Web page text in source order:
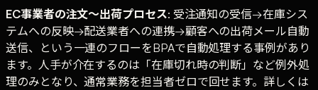
EC事業者の注文〜出荷プロセス: 受注通知の受信→在庫シス
テムへの反映→配送業者への連携→顧客への出荷メール自動
送信、という一連のフローをBPAで自動処理する事例があり
ます。人手が介在するのは「在庫切れ時の判断」など例外処
理のみとなり、通常業務を担当者ゼロで回せます。詳しくは